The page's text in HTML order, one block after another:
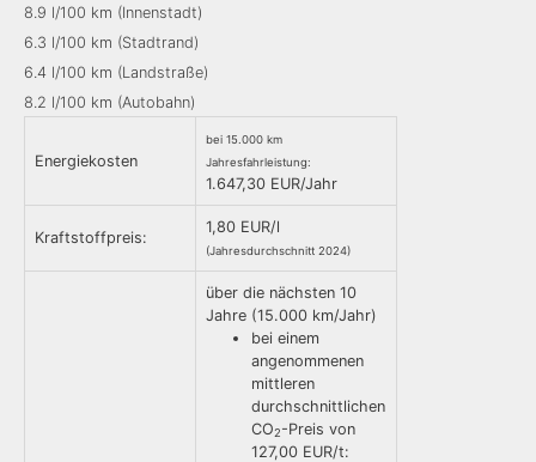
8.9 l/100 km (Innenstadt)
6.3 l/100 km (Stadtrand)
6.4 l/100 km (Landstraße)
8.2 l/100 km (Autobahn)
Energiekosten
bei 15.000 km
Jahresfahrleistung:
1.647,30 EUR/Jahr
Kraftstoffpreis:
1,80 EUR/l
(Jahresdurchschnitt 2024)
über die nächsten 10
Jahre (15.000 km/Jahr)
bei einem
angenommenen
mittleren
durchschnittlichen
CO2-Preis von
127,00 EUR/t: